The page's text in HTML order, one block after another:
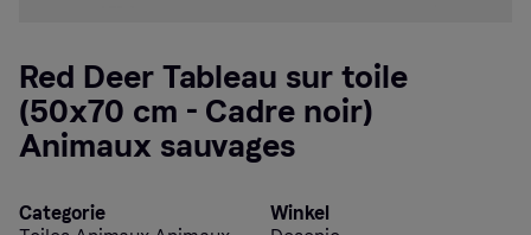
Red Deer Tableau sur toile
(50x70 cm - Cadre noir)
Animaux sauvages
Categorie
Winkel